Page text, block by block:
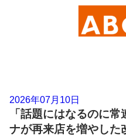
2026年07月10日
「話題にはなるのに
ナが再来店を増やした